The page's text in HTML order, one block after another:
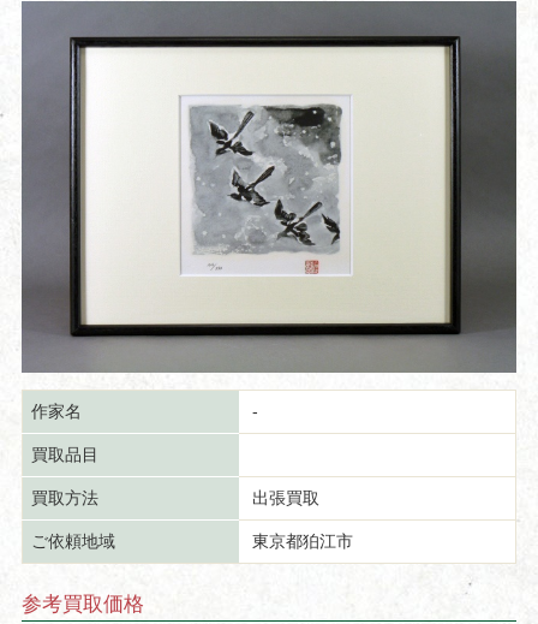
作家名 -
買取品目
買取方法 出張買取
ご依頼地域 東京都狛江市
参考買取価格